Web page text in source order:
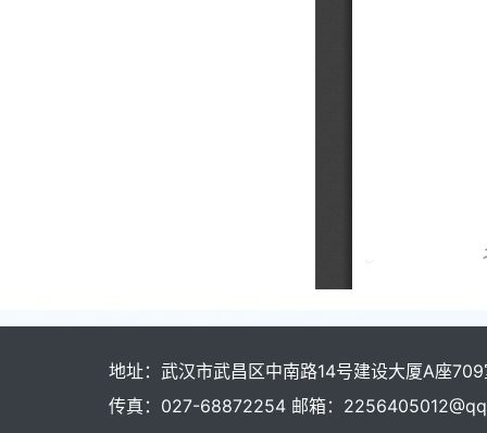
地址：武汉市武昌区中南路14号建设大厦A座
传真：027-68872254 邮箱：